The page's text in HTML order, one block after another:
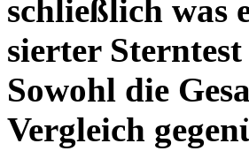
schließlich was
sierter
Sowohl die
Vergleich